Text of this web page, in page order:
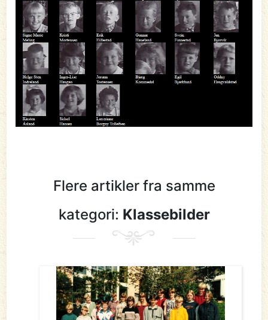
Flere artikler fra samme
kategori: Klassebilder